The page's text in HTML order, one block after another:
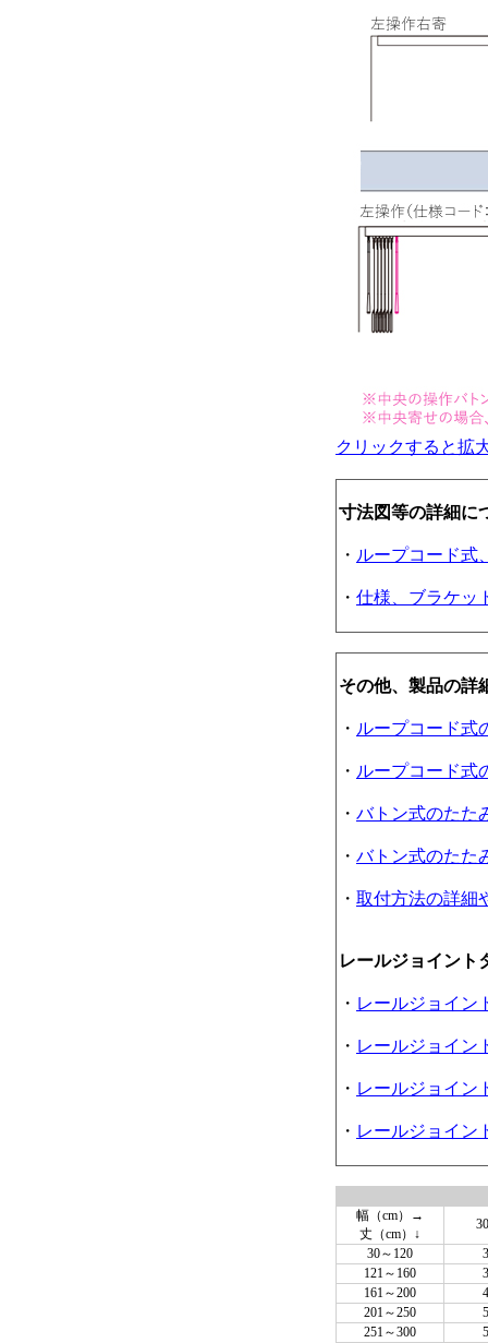
クリックすると拡
寸法図等の詳細に
・ ループコード式
・ 仕様、ブラケッ
その他、製品の詳
・ ループコード式
・ ループコード式
・ バトン式のたた
・ バトン式のたた
・ 取付方法の詳細
レールジョイント
・ レールジョイン
・ レールジョイン
・ レールジョイン
・ レールジョイン
幅（cm）→
丈（cm）↓
30～120
121～160
161～200
201～250
251～300